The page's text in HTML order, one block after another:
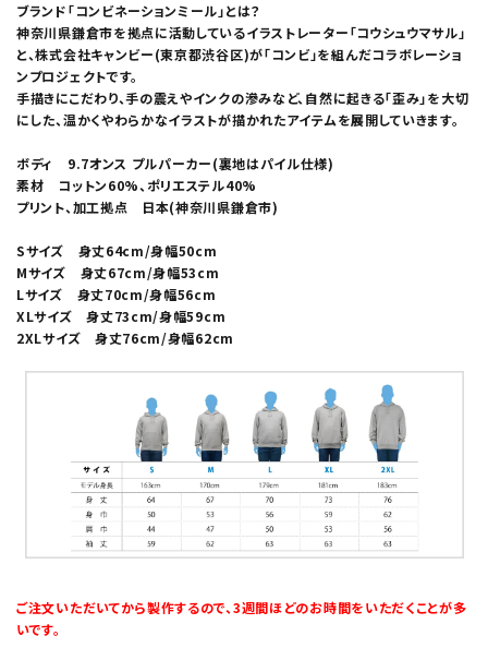
ブランド「コンビネーションミール」とは？
神奈川県鎌倉市を拠点に活動しているイラストレーター「コウシュウマサル」
と、株式会社キャンビー(東京都渋谷区)が「コンビ」を組んだコラボレーショ
ンプロジェクトです。
手描きにこだわり、手の震えやインクの滲みなど、自然に起きる「歪み」を大切
にした、温かくやわらかなイラストが描かれたアイテムを展開していきます。
ボディ 9.7オンス プルパーカー(裏地はパイル仕様)
素材 コットン60%、ポリエステル40%
プリント、加工拠点 日本(神奈川県鎌倉市)
Sサイズ 身丈64cm/身幅50cm
Mサイズ 身丈67cm/身幅53cm
Lサイズ 身丈70cm/身幅56cm
XLサイズ 身丈73cm/身幅59cm
2XLサイズ 身丈76cm/身幅62cm
ご注文いただいてから製作するので、3週間ほどのお時間をいただくことが多
いです。